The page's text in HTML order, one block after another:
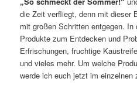
die Zeit verfliegt, denn mit dieser
mit großen Schritten entgegen.
Produkte zum Entdecken und
Erfrischungen, fruchtige
und vieles mehr. Um welche
werde ich euch jetzt im einzelnen